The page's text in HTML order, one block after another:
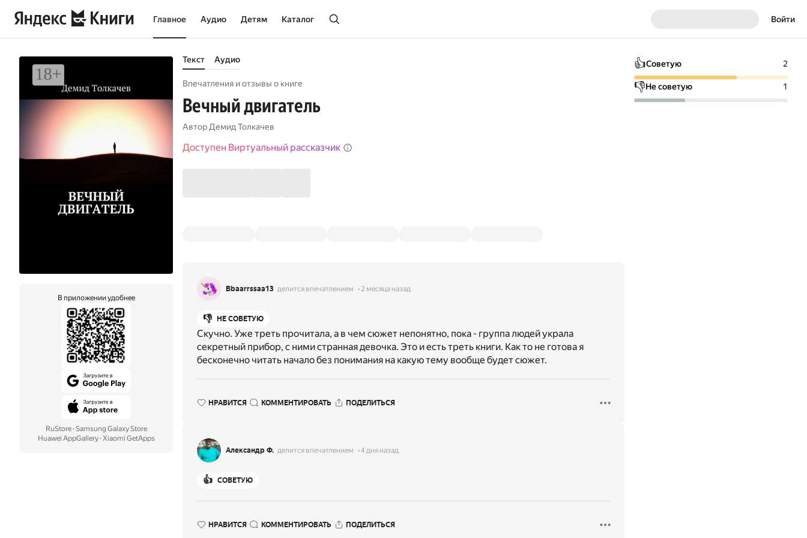
Главное Аудио Детям Каталог Войти
В приложении удобнее
RuStore· Samsung Galaxy Store
Huawei AppGallery· Xiaomi GetApps
Текст Аудио
Впечатления и отзывы о книге
Вечный двигатель
Автор Демид Толкачев
Доступен Виртуальный рассказчик
Bbaarrssaa13 делится впечатлением 2 месяца назад
👎 НЕ СОВЕТУЮ
Скучно. Уже треть прочитала, а в чем сюжет непонятно, пока - группа людей украла
секретный прибор, с ними странная девочка. Это и есть треть книги. Как то не готова я
бесконечно читать начало без понимания на какую тему вообще будет сюжет.
НРАВИТСЯ КОММЕНТИРОВАТЬ ПОДЕЛИТЬСЯ
Александр Ф. делится впечатлением 4 дня назад
👍 СОВЕТУЮ
НРАВИТСЯ КОММЕНТИРОВАТЬ ПОДЕЛИТЬСЯ
👍Советую 2
👎Не советую 1